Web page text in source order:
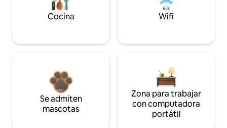
Cocina Wifi
Se admiten
mascotas
Zona para trabajar
con computadora
portátil